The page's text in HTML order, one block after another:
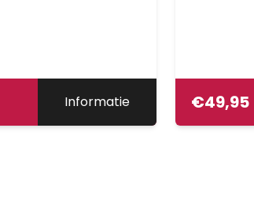
Informatie €49,95